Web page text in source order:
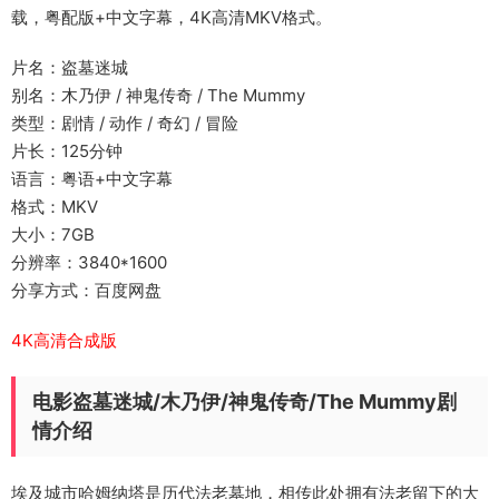
载，粤配版+中文字幕，4K高清MKV格式。
片名：盗墓迷城
别名：木乃伊 / 神鬼传奇 / The Mummy
类型：剧情 / 动作 / 奇幻 / 冒险
片长：125分钟
语言：粤语+中文字幕
格式：MKV
大小：7GB
分辨率：3840*1600
分享方式：百度网盘
4K高清合成版
电影盗墓迷城/木乃伊/神鬼传奇/The Mummy剧
情介绍
埃及城市哈姆纳塔是历代法老墓地，相传此处拥有法老留下的大